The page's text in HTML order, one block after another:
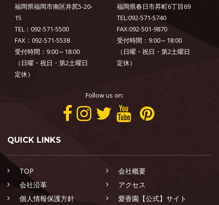
福岡県福岡市南区井尻5-20-
15
TEL：092-571-5500
FAX：092-571-5538
受付時間：9:00～18:00
（日曜・祝日・第2土曜日
定休）
福岡県春日市昇町6丁目69
TEL:092-571-5740
FAX:092-501-9870
受付時間：9:00～18:00
（日曜・祝日・第2土曜日
定休）
Follow us on:
QUICK LINKS
TOP
会社概要
会社沿革
アクセス
個人情報保護方針
愛香園【公式】サイト